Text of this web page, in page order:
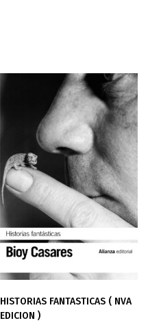
HISTORIAS FANTASTICAS ( NVA
EDICION )